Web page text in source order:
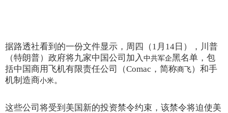
据路透社看到的一份文件显示，周四（1月14日），川普
（特朗普）政府将九家中国公司加入中共军企黑名单，包
括中国商用飞机有限责任公司（Comac，简称商飞）和手
机制造商小米。
这些公司将受到美国新的投资禁令约束，该禁令将迫使美